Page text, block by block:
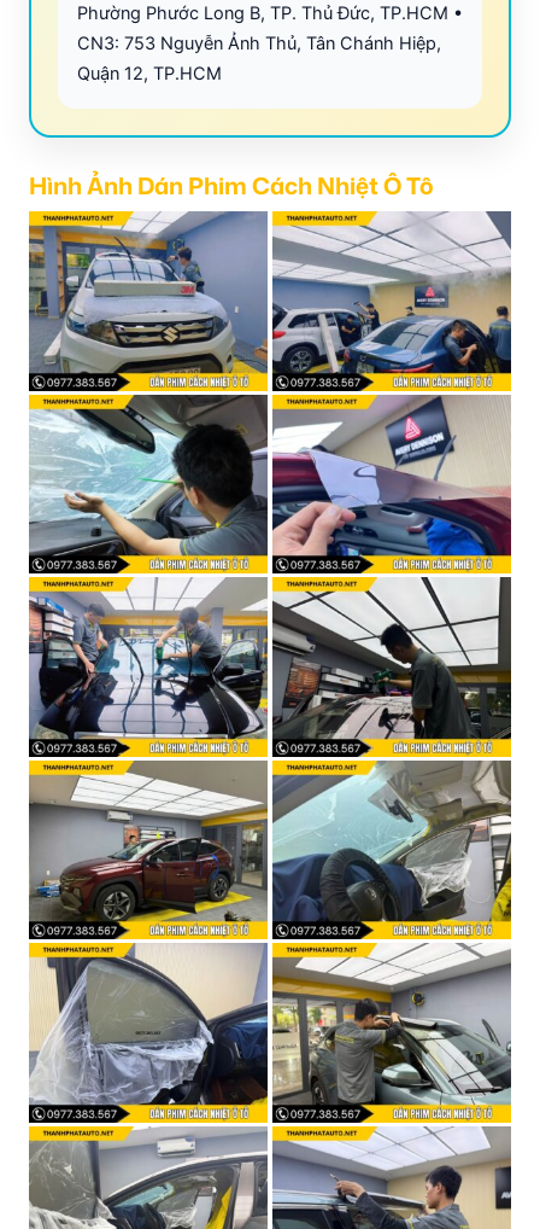
Phường Phước Long B, TP. Thủ Đức, TP.HCM •
CN3: 753 Nguyễn Ảnh Thủ, Tân Chánh Hiệp,
Quận 12, TP.HCM
Hình Ảnh Dán Phim Cách Nhiệt Ô Tô